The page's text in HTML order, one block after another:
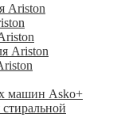
Ariston
Ariston
машин Asko+